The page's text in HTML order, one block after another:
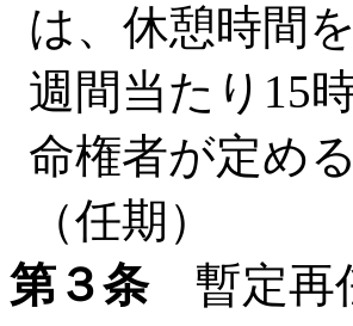
は、休憩時間
週間当たり15
命権者が定める
（任期）
第３条暫定再